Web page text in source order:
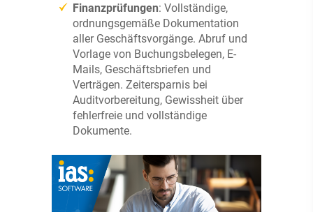
Finanzprüfungen: Vollständige,
ordnungsgemäße Dokumentation
aller Geschäftsvorgänge. Abruf und
Vorlage von Buchungsbelegen, E-
Mails, Geschäftsbriefen und
Verträgen. Zeitersparnis bei
Auditvorbereitung, Gewissheit über
fehlerfreie und vollständige
Dokumente.